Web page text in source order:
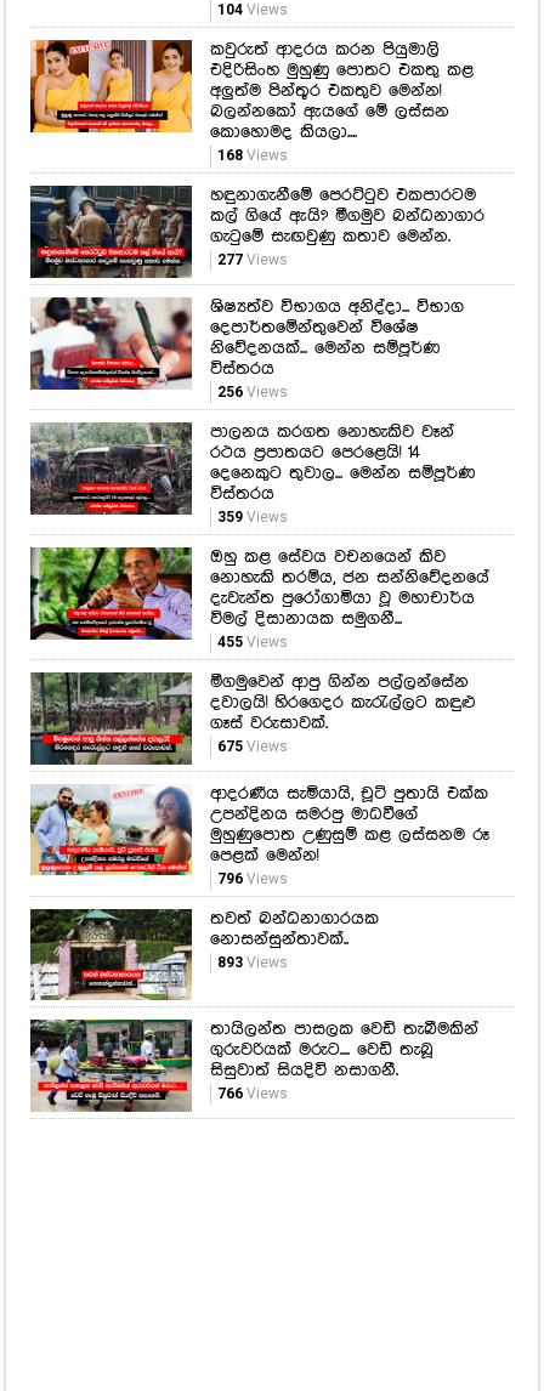
104Views
කවුරුත් ආදරය කරන පියුමාලි
එදිරිසිංහ මුහුණු පොතට එකතු කළ
අලුත්ම පින්තූර එකතුව මෙන්න!
බලන්නකෝ ඇයගේ මේ ලස්සන
කොහොමද කියලා....
168Views
හඳුනාගැනීමේ පෙරට්ටුව එකපාරටම
කල් ගියේ ඇයි? මීගමුව බන්ධනාගාර
ගැටුමේ සැඟවුණු කතාව මෙන්න.
277Views
ශිෂ්‍යත්ව විභාගය අනිද්දා... විභාග
දෙපාර්තමේන්තුවෙන් විශේෂ
නිවේදනයක්... මෙන්න සම්පූර්ණ
විස්තරය
256Views
පාලනය කරගත නොහැකිව වෑන්
රථය ප්‍රපාතයට පෙරළෙයි! 14
දෙනෙකුට තුවාල... මෙන්න සම්පූර්ණ
විස්තරය
359Views
ඔහු කළ සේවය වචනයෙන් කිව
නොහැකි තරම්ය, ජන සන්නිවේදනයේ
දැවැන්ත පුරෝගාමියා වූ මහාචාර්ය
විමල් දිසානායක සමුගනී...
455Views
මීගමුවෙන් ආපු ගින්න පල්ලන්සේන
දවාලයි! හිරගෙදර කැරැල්ලට කඳුළු
ගෑස් වරුසාවක්.
675Views
ආදරණීය සැමියායි, චූටි පුතායි එක්ක
උපන්දිනය සමරපු මාධවීගේ
මුහුණුපොත උණුසුම් කළ ලස්සනම රූ
පෙළක් මෙන්න!
796Views
තවත් බන්ධනාගාරයක
නොසන්සුන්තාවක්..
893Views
තායිලන්ත පාසලක වෙඩි තැබීමකින්
ගුරුවරියක් මරුට.... වෙඩි තැබූ
සිසුවාත් සියදිවි නසාගනී.
766Views